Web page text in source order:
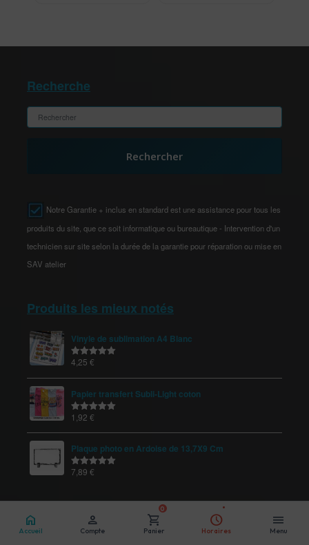
Recherche
Rechercher
Notre Garantie + inclus en standard est une assistance pour tous les
produits du site, que ce soit informatique ou bureautique - Intervention d'un
technicien sur site selon la durée de la garantie pour réparation ou mise en
SAV atelier
Produits les mieux notés
Vinyle de sublimation A4 Blanc
Note5.00
4,25 €
Papier transfert Subli-Light coton
Note5.00
1,92 €
Plaque photo en Ardoise de 13,7X9 Cm
Note5.00
7,89 €
home
Accueil
person
Compte
shopping_cart
0
Panier
schedule
Horaires
menu
Menu